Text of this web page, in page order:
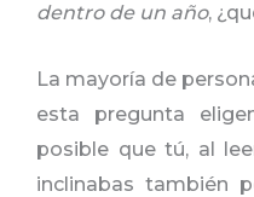
dentro de un año,
La mayoría de
esta pregunta
posible que tú, al
inclinabas también